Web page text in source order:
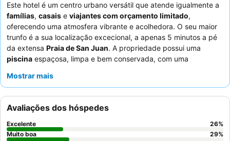
Este hotel é um centro urbano versátil que atende igualmente a
famílias, casais e viajantes com orçamento limitado,
oferecendo uma atmosfera vibrante e acolhedora. O seu maior
trunfo é a sua localização excecional, a apenas 5 minutos a pé
da extensa Praia de San Juan. A propriedade possui uma
piscina espaçosa, limpa e bem conservada, com uma
elogiam consistentemente o
vezes além do esperado. Para uma estadia mais tranquila, os
hóspedes podem considerar solicitar um quarto virado para o
lado oposto à rua para minimizar o ruído.
Mostrar mais
Avaliações dos hóspedes
Excelente 26%
Muito boa
29%